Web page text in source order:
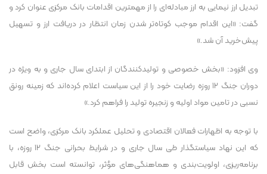
تبدیل ارز نیمایی به ارز مبادله‌ای را از مهمترین اقدامات بانک مرکزی عنوان کرد و
گفت: «این اقدام موجب کوتاه‌تر شدن زمان انتظار در دریافت ارز و تسهیل
پیش‌خرید آن شد.»
وی افزود: «بخش خصوصی و تولیدکنندگان از ابتدای سال جاری و به ویژه در
دوران جنگ ۱۲ روزه رضایت خود را از این سیاست اعلام کرده‌اند که زمینه رونق
نسبی در تامین مواد اولیه و زنجیره تولید را فراهم کرد.»
با توجه به اظهارات فعالان اقتصادی و تحلیل عملکرد بانک مرکزی، واضح است
که این نهاد سیاستگذار طی سال جاری و در شرایط بحرانی جنگ ۱۲ روزه، با
برنامه‌ریزی، اولویت‌بندی و هماهنگی‌های مؤثر، توانسته است بخش قابل